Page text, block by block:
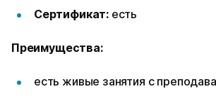
Сертификат: есть
Преимущества:
есть живые занятия с